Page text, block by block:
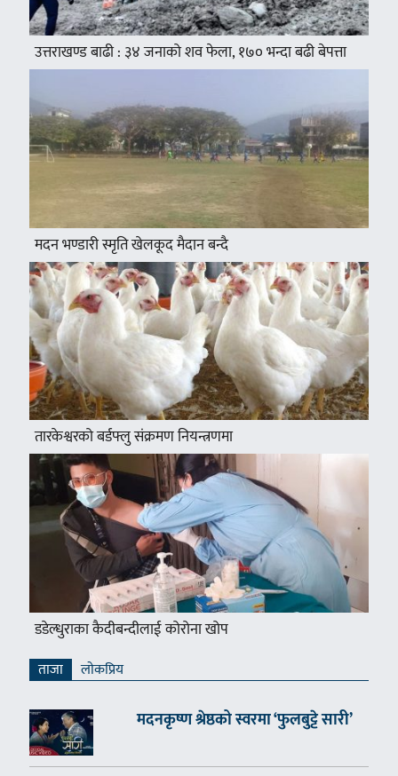
उत्तराखण्ड बाढी : ३४ जनाको शव फेला, १७० भन्दा बढी बेपत्ता
मदन भण्डारी स्मृति खेलकूद मैदान बन्दै
तारकेश्वरको बर्डफ्लु संक्रमण नियन्त्रणमा
डडेल्धुराका कैदीबन्दीलाई कोरोना खोप
ताजा लाेकप्रिय
मदनकृष्ण श्रेष्ठको स्वरमा ‘फुलबुट्टे सारी’